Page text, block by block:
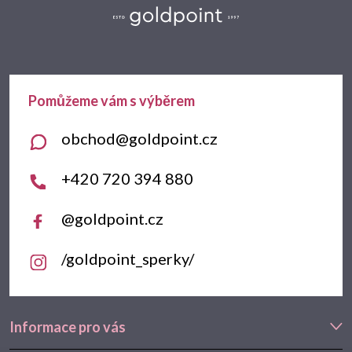
a
Informace pro vás
obchod@goldpoint.cz
+420 720 394 880
@goldpoint.cz
/goldpoint_sperky/